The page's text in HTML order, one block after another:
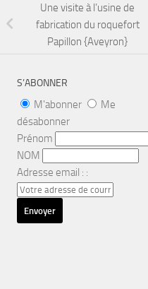
Une visite à l’usine de
fabrication du roquefort
Papillon {Aveyron}
S’ABONNER
M'abonner
Me
désabonner
Prénom
NOM
Adresse email : :